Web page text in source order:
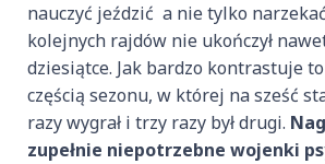
nauczyć jeździć a nie tylko
kolejnych rajdów nie ukończył
dziesiątce. Jak bardzo kontrastuje
częścią sezonu, w której na sześć
razy wygrał i trzy razy był drugi.
zupełnie niepotrzebne wojenki